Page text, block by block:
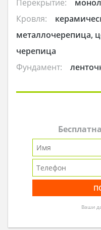
Перекрытие:
Кровля:
металлочерепица,
черепица
Фундамент:
Ваши